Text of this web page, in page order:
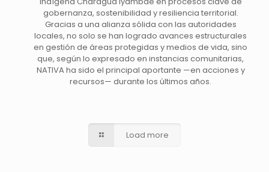
gobernanza, sostenibilidad y resiliencia territorial.
Gracias a una alianza sólida con las autoridades
locales, no solo se han logrado avances estructurales
en gestión de áreas protegidas y medios de vida, sino
que, según lo expresado en instancias comunitarias,
NATIVA ha sido el principal aportante —en acciones y
recursos— durante los últimos años.
Load more